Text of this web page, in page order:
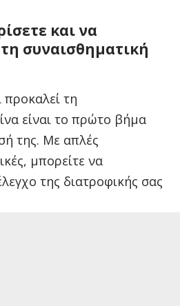
και να
τη συναισθηματική
τη
είναι το πρώτο βήμα
της. Με απλές
μπορείτε να
της διατροφικής σας